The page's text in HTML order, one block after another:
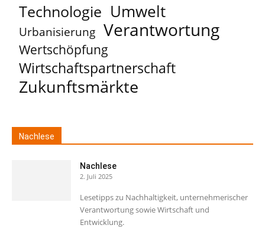
Technologie Umwelt
Urbanisierung Verantwortung
Wertschöpfung
Wirtschaftspartnerschaft
Zukunftsmärkte
Nachlese
Nachlese
2. Juli 2025
Lesetipps zu Nachhaltigkeit, unternehmerischer
Verantwortung sowie Wirtschaft und
Entwicklung.